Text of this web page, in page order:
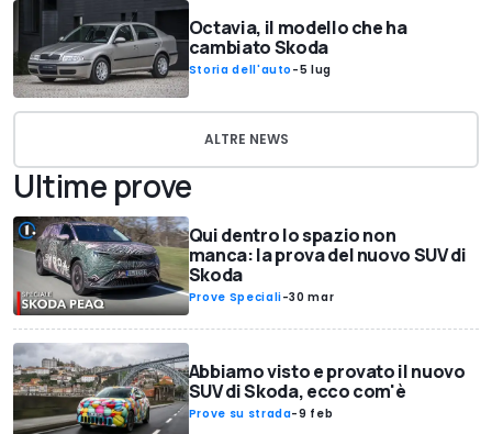
Octavia, il modello che ha
cambiato Skoda
Storia dell'auto -5 lug
ALTRE NEWS
Ultime prove
Qui dentro lo spazio non
manca: la prova del nuovo SUV di
Skoda
Prove Speciali-30 mar
Abbiamo visto e provato il nuovo
SUV di Skoda, ecco com'è
Prove su strada-9 feb